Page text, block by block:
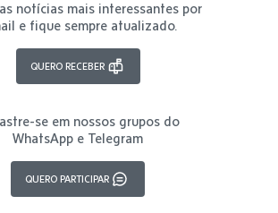
as notícias mais interessantes por
e fique sempre atualizado.
QUERO RECEBER
se em nossos grupos do
WhatsApp e Telegram
QUERO PARTICIPAR